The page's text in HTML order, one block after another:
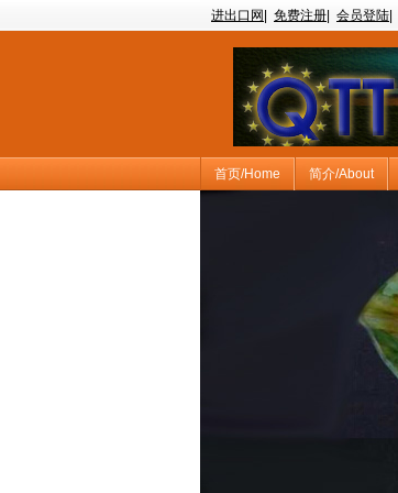
进出口网 免费注册 会员登陆
首页/Home 简介/About